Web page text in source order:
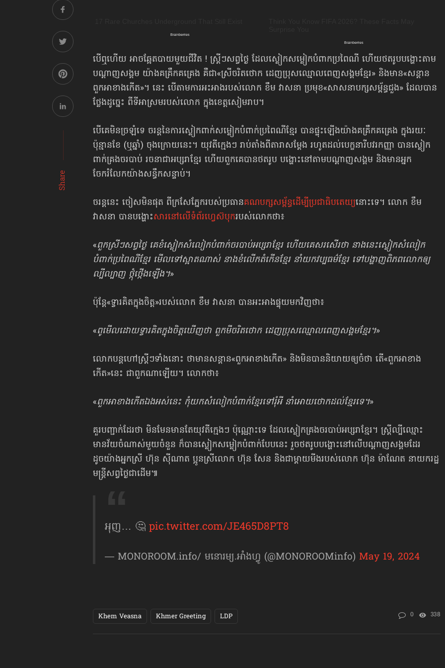
Share
បើឮហើយ អាចឆ្អែតបាយមួយជីវិត ! ស្ត្រីៗសព្វថ្ងៃ ដែលស្លៀកសម្លៀកបំពាកប្រពៃណី ហើយថតរូបបង្ហោះតាម
បណ្ដាញសង្គម យ៉ាងគគ្រឹកគគ្រេង គឺជា«ស្រីចរិតថោក ដេញប្រុសឈ្មោលពេញសង្គមខ្មែរ» និងមាន​«សន្ដាន
ពួកអាខាងកើត»។ នេះ បើតាមការអះអាងរបស់លោក ខឹម វាសនា ប្រមុខ​«សាសនា​បក្សសម្ព័ន្ធជួង» ដែលបាន
ថ្លែងដូច្នេះ ពីទីអាស្រមរបស់លោក ក្នុងខេត្តសៀមរាប។
បើគេមិនច្រឡំទេ ចរន្ដនៃការស្លៀកពាក់សម្លៀកបំពាក់ប្រពៃណីខ្មែរ បានផ្ទុះឡើងយ៉ាងគគ្រឹកគគ្រេង ក្នុងរយៈ
ប៉ុន្មានខែ (ឬឆ្នាំ) ចុងក្រោយនេះ។ យុវតីក្មេងៗ រាប់តាំងពីតារាសម្ដែង រហូតដល់បេក្ខនារីបវរកញ្ញា បានស្លៀក
ពាក់គ្រងចរបាប់ រចនាជាអប្សរាខ្មែរ ហើយពួកគេបានថតរូប បង្ហោះនៅតាមបណ្ដាញសង្គម និងមានអ្នក
ចែករំលែក​យ៉ាងសន្ធឹកសន្ទាប់។
ចរន្ដនេះ ចៀសមិនផុត ពីក្រសែភ្នែក​របស់ប្រធានគណបក្សសម្ព័ន្ធដើម្បីប្រជាធិបតេយ្យនោះទេ។ លោក ខឹម
វាសនា បានបង្ហោះសារនៅលើទំព័រហ្វេស៊បុករបស់លោកថា៖
«ពួកស្រីៗសព្វថ្ងៃ គេខំស្លៀកសំលៀកបំពាក់​ចរបាប់អប្សរាខ្មែរ ហើយគេសរសើរថា នាងនេះស្លៀកសំលៀក
បំពាក់ប្រពៃណីខ្មែរ មើលទៅស្អាតណាស់ នាងខំលើកតំកើនខ្មែរ នាំយកវប្បធម៌ខ្មែរ ទៅបង្ហាញពិភពលោកឲ្យ
ល្បីល្បាញ ថ្កុំថ្កើងឡើង។»
ប៉ុន្តែ«ទ្វារគិតក្នុងចិត្ត»របស់លោក ខឹម វាសនា បានអះអាងផ្ទុយមកវិញថា៖
«ពូមើលដោយទ្វារគិត​ក្នុងចិត្តឃើញថា ពួកមីចរិតថោក ដេញប្រុសឈ្មោលពេញសង្គមខ្មែរ។»
លោកបន្តហៅស្ត្រីៗទាំងនោះ ថាមានសន្ដាន«ពួកអាខាងកើត» និងមិនបាននិយាយឲ្យចំថា តើ«ពួកអាខាង
កើត»នេះ ជាពួកណាឡើយ។ លោកថា៖
«ពួកអាខាងកើតឯងអស់នេះ កុំយកសំលៀកបំពាក់ខ្មែរទៅរុំអី នាំអោយថោកដល់ខ្មែរទេ។»
គួរបញ្ជាក់ដែរថា មិនមែនមានតែយុវតីក្មេងៗ ប៉ុណ្ណោះទេ ដែលស្លៀកគ្រងចរបាប់អប្សរាខ្មែរ។ ស្ត្រីល្បីឈ្មោះ​
មានវ័យចំណាស់មួយចំនួន ក៏បានស្លៀកសម្លៀកបំពាក់បែបនេះ រួចថតរូបបង្ហោះនៅលើបណ្ដាញសង្គមដែរ
ដូចយ៉ាងអ្នកស្រី ហ៊ុន ស៊ីណាត ប្អូនស្រីលោក ហ៊ុន សែន និងជាម្ដាយមីងរបស់លោក ហ៊ុន ម៉ាណែត នាយករដ្ឋ
មន្ត្រីសព្វថ្ងៃជាដើម៕
អុញ… 🤔pic.twitter.com/JE465D8PT8
— MONOROOM.info/ មនោរម្យ.អាំងហ្វូ (@MONOROOMinfo)May 19, 2024
Khem Veasna Khmer Greeting LDP 0 338